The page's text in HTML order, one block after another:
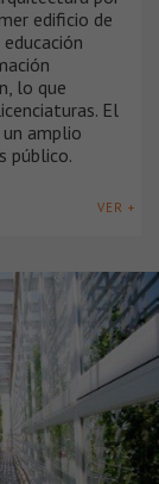
edificio de
lo que
El
amplio
público.
VER +